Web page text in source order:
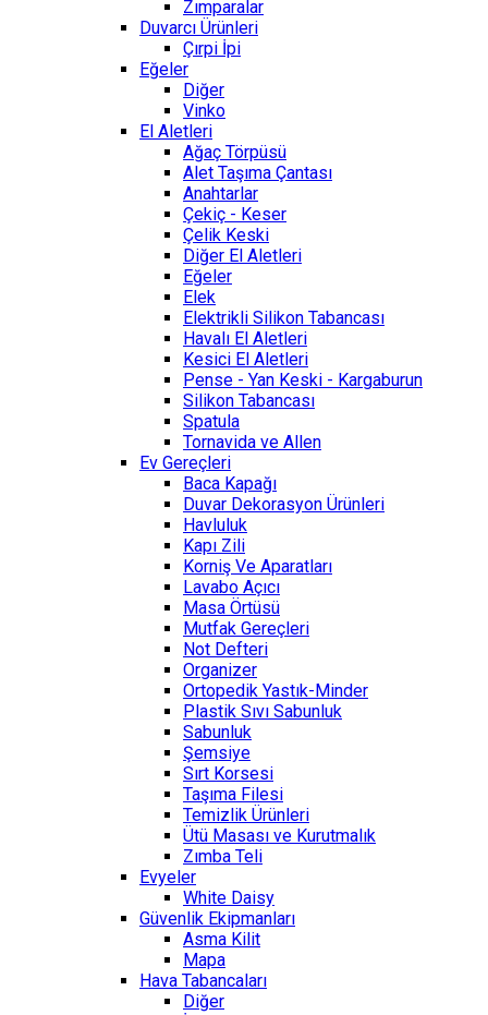
Zımparalar
Duvarcı Ürünleri
Çırpi İpi
Eğeler
Diğer
Vinko
El Aletleri
Ağaç Törpüsü
Alet Taşıma Çantası
Anahtarlar
Çekiç - Keser
Çelik Keski
Diğer El Aletleri
Eğeler
Elek
Elektrikli Silikon Tabancası
Havalı El Aletleri
Kesici El Aletleri
Pense - Yan Keski - Kargaburun
Silikon Tabancası
Spatula
Tornavida ve Allen
Ev Gereçleri
Baca Kapağı
Duvar Dekorasyon Ürünleri
Havluluk
Kapı Zili
Korniş Ve Aparatları
Lavabo Açıcı
Masa Örtüsü
Mutfak Gereçleri
Not Defteri
Organizer
Ortopedik Yastık-Minder
Plastik Sıvı Sabunluk
Sabunluk
Şemsiye
Sırt Korsesi
Taşıma Filesi
Temizlik Ürünleri
Ütü Masası ve Kurutmalık
Zımba Teli
Evyeler
White Daisy
Güvenlik Ekipmanları
Asma Kilit
Mapa
Hava Tabancaları
Diğer